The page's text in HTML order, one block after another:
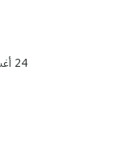
24 أغسطس، 2017